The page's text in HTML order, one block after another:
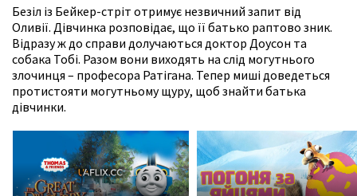
Безіл із Бейкер-стріт отримує незвичний запит від
Оливії. Дівчинка розповідає, що її батько раптово зник.
Відразу ж до справи долучаються доктор Доусон та
собака Тобі. Разом вони виходять на слід могутнього
злочинця – професора Ратігана. Тепер миші доведеться
протистояти могутньому щуру, щоб знайти батька
дівчинки.